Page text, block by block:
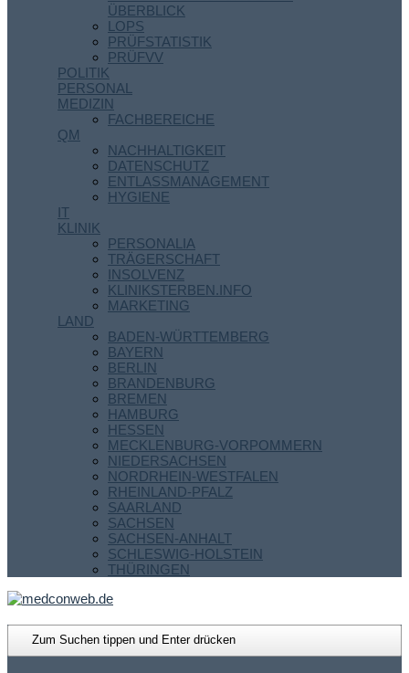
ÜBERBLICK
LOPS
PRÜFSTATISTIK
PRÜFVV
POLITIK
PERSONAL
MEDIZIN
FACHBEREICHE
QM
NACHHALTIGKEIT
DATENSCHUTZ
ENTLASSMANAGEMENT
HYGIENE
IT
KLINIK
PERSONALIA
TRÄGERSCHAFT
INSOLVENZ
KLINIKSTERBEN.INFO
MARKETING
LAND
BADEN-WÜRTTEMBERG
BAYERN
BERLIN
BRANDENBURG
BREMEN
HAMBURG
HESSEN
MECKLENBURG-VORPOMMERN
NIEDERSACHSEN
NORDRHEIN-WESTFALEN
RHEINLAND-PFALZ
SAARLAND
SACHSEN
SACHSEN-ANHALT
SCHLESWIG-HOLSTEIN
THÜRINGEN